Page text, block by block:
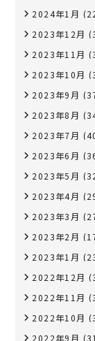
2024年1月
2023年12月
2023年11月
2023年10月
2023年9月
2023年8月
2023年7月
2023年6月
2023年5月
2023年4月
2023年3月
2023年2月
2023年1月
2022年12月
2022年11月
2022年10月
2022年9月